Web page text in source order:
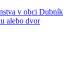
v obci Dubník
alebo dvor